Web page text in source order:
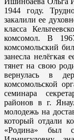
1944 году.
закалили ее
класса
комсомол. В
комсомольский
занесла нелёгкая
тянет на свою
вернулась в
комсомольской
семинара
районов в г.
молодежь на
который отдали
«Родина» был